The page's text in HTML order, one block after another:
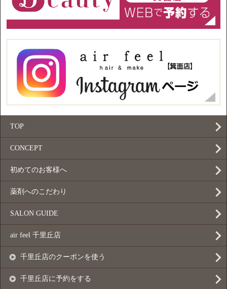
TOP
CONCEPT
初めてのお客様へ
薬剤へのこだわり
SALON GUIDE
air feel 千里丘店
千里丘店のクーポンを使う
千里丘店に予約をする